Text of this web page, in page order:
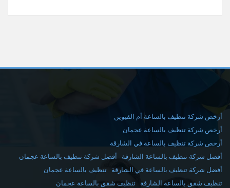
أرخص شركة تنظيف بالساعة أم القيوين
أرخص شركة تنظيف بالساعة عجمان
أرخص شركة تنظيف بالساعة في الشارقة
أفضل شركة تنظيف بالساعة الشارقة
أفضل شركة تنظيف بالساعة عجمان
أفضل شركة تنظيف بالساعة في الشارقة
تنظيف بالساعة عجمان
تنظيف شقق بالساعة الشارقة
تنظيف شقق بالساعة عجمان